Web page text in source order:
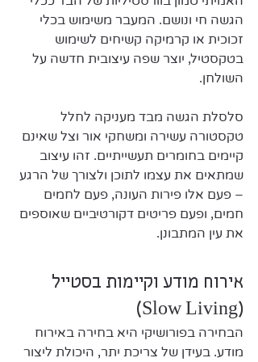
הגשה חי ונושם. המעבר משימוש בכלי
זכוכית או קרמיקה קשיחים לשימוש
בטקסטיל, יוצר שפה עיצובית חדשה על
השולחן.
סלסלת הגשה מבד מעניקה לחלל
טקסטורה עשירה ומשחקי אור וצל שאינם
קיימים בחומרים תעשייתיים. זהו עיצוב
שמתאים את עצמו לתוכן ולצורך של הרגע
– פעם אלו פירות העונה, פעם לחמים
חמים, ופעם פריטים דקורטיביים שאוספים
את עין המתבונן.
אירוח מודע וקיימות בסטייל
(Slow Living)
​הבחירה בפורושיקי היא בחירה באירוח
מודע. בעידן של צריכת יתר, היכולת ליצור